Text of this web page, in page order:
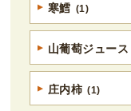
寒鱈 (1)
山葡萄ジュー
庄内柿 (1)